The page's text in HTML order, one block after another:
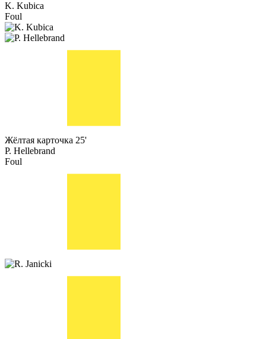
K. Kubica
Foul
Жёлтая карточка 25'
P. Hellebrand
Foul